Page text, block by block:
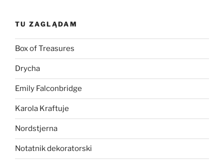
TU ZAGLĄDAM
Box of Treasures
Drycha
Emily Falconbridge
Karola Kraftuje
Nordstjerna
Notatnik dekoratorski